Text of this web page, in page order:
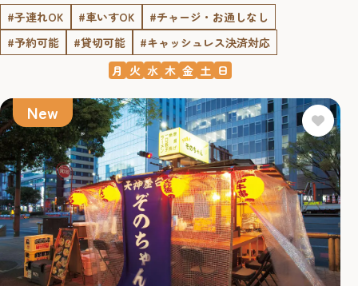
#子連れOK
#車いすOK
#チャージ・お通しなし
#予約可能
#貸切可能
#キャッシュレス決済対応
月 火 水 木 金 土 日
New